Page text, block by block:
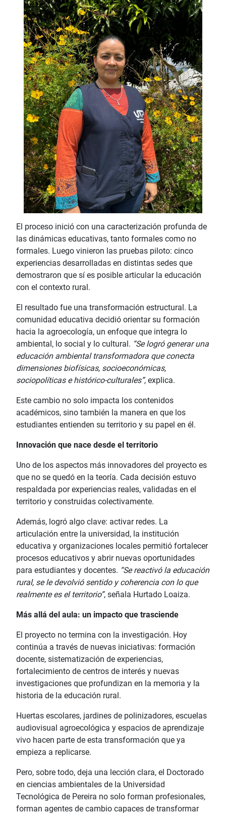
El proceso inició con una caracterización profunda de
las dinámicas educativas, tanto formales como no
formales. Luego vinieron las pruebas piloto: cinco
experiencias desarrolladas en distintas sedes que
demostraron que sí es posible articular la educación
con el contexto rural.
El resultado fue una transformación estructural. La
comunidad educativa decidió orientar su formación
hacia la agroecología, un enfoque que integra lo
ambiental, lo social y lo cultural. “Se logró generar una
educación ambiental transformadora que conecta
dimensiones biofísicas, socioeconómicas,
sociopolíticas e histórico-culturales”, explica.
Este cambio no solo impacta los contenidos
académicos, sino también la manera en que los
estudiantes entienden su territorio y su papel en él.
Innovación que nace desde el territorio
Uno de los aspectos más innovadores del proyecto es
que no se quedó en la teoría. Cada decisión estuvo
respaldada por experiencias reales, validadas en el
territorio y construidas colectivamente.
Además, logró algo clave: activar redes. La
articulación entre la universidad, la institución
educativa y organizaciones locales permitió fortalecer
procesos educativos y abrir nuevas oportunidades
para estudiantes y docentes. “Se reactivó la educación
rural, se le devolvió sentido y coherencia con lo que
realmente es el territorio”, señala Hurtado Loaiza.
Más allá del aula: un impacto que trasciende
El proyecto no termina con la investigación. Hoy
continúa a través de nuevas iniciativas: formación
docente, sistematización de experiencias,
fortalecimiento de centros de interés y nuevas
investigaciones que profundizan en la memoria y la
historia de la educación rural.
Huertas escolares, jardines de polinizadores, escuelas
audiovisual agroecológica y espacios de aprendizaje
vivo hacen parte de esta transformación que ya
empieza a replicarse.
Pero, sobre todo, deja una lección clara, el Doctorado
en ciencias ambientales de la Universidad
Tecnológica de Pereira no solo forman profesionales,
forman agentes de cambio capaces de transformar